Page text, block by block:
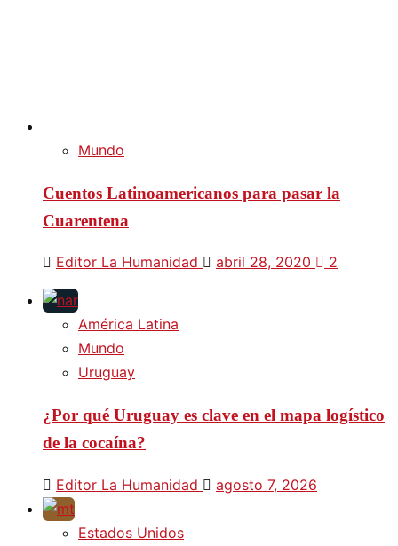
Mundo
Cuentos Latinoamericanos para pasar la
Cuarentena
Editor La Humanidad abril 28, 2020 2
América Latina
Mundo
Uruguay
¿Por qué Uruguay es clave en el mapa logístico
de la cocaína?
Editor La Humanidad agosto 7, 2026
Estados Unidos